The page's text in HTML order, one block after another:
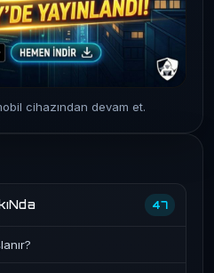
cihazından devam et.
47